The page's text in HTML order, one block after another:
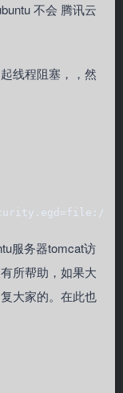
不会 腾讯云
线程阻塞，，然
服务器tomcat访
所帮助，如果大
大家的。在此也